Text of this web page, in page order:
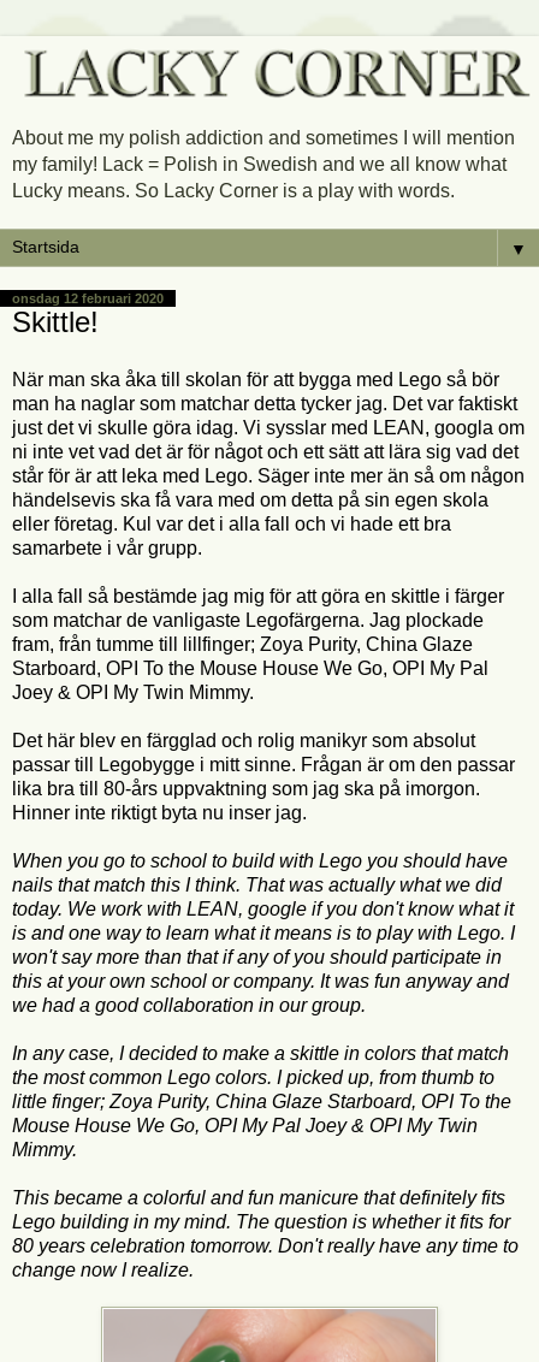
About me my polish addiction and sometimes I will mention
my family! Lack = Polish in Swedish and we all know what
Lucky means. So Lacky Corner is a play with words.
▼
onsdag 12 februari 2020
Skittle!
När man ska åka till skolan för att bygga med Lego så bör
man ha naglar som matchar detta tycker jag. Det var faktiskt
just det vi skulle göra idag. Vi sysslar med LEAN, googla om
ni inte vet vad det är för något och ett sätt att lära sig vad det
står för är att leka med Lego. Säger inte mer än så om någon
händelsevis ska få vara med om detta på sin egen skola
eller företag. Kul var det i alla fall och vi hade ett bra
samarbete i vår grupp.
I alla fall så bestämde jag mig för att göra en skittle i färger
som matchar de vanligaste Legofärgerna. Jag plockade
fram, från tumme till lillfinger; Zoya Purity, China Glaze
Starboard, OPI To the Mouse House We Go, OPI My Pal
Joey & OPI My Twin Mimmy.
Det här blev en färgglad och rolig manikyr som absolut
passar till Legobygge i mitt sinne. Frågan är om den passar
lika bra till 80-års uppvaktning som jag ska på imorgon.
Hinner inte riktigt byta nu inser jag.
When you go to school to build with Lego you should have
nails that match this I think. That was actually what we did
today. We work with LEAN, google if you don't know what it
is and one way to learn what it means is to play with Lego. I
won't say more than that if any of you should participate in
this at your own school or company. It was fun anyway and
we had a good collaboration in our group.
In any case, I decided to make a skittle in colors that match
the most common Lego colors. I picked up, from thumb to
little finger; Zoya Purity, China Glaze Starboard, OPI To the
Mouse House We Go, OPI My Pal Joey & OPI My Twin
Mimmy.
This became a colorful and fun manicure that definitely fits
Lego building in my mind. The question is whether it fits for
80 years celebration tomorrow. Don't really have any time to
change now I realize.